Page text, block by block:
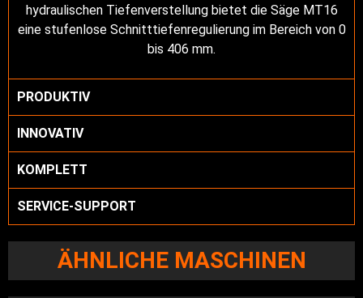
hydraulischen Tiefenverstellung bietet die Säge MT16
eine stufenlose Schnitttiefenregulierung im Bereich von 0
bis 406 mm.
PRODUKTIV
INNOVATIV
KOMPLETT
SERVICE-SUPPORT
ÄHNLICHE MASCHINEN